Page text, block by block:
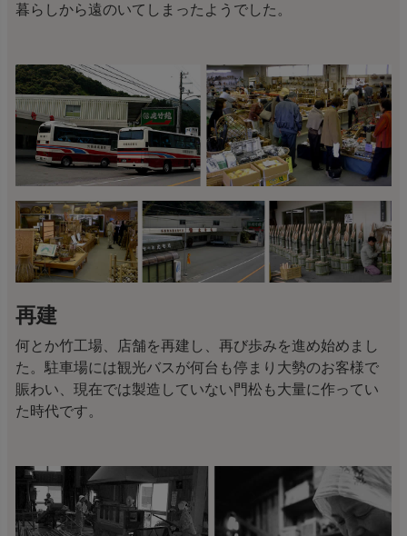
暮らしから遠のいてしまったようでした。
再建
何とか竹工場、店舗を再建し、再び歩みを進め始めまし
た。駐車場には観光バスが何台も停まり大勢のお客様で
賑わい、現在では製造していない門松も大量に作ってい
た時代です。